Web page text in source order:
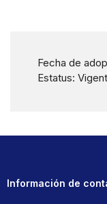
Fecha de
Estatus:
Información de